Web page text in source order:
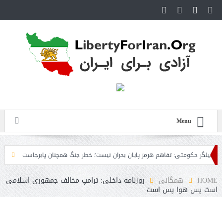
Menu
حکومتی: تفاهم هرمز پایان بحران نیست؛ خطر جنگ همچنان پابرجاست ایران؛
HOME همگانی روزنامه داخلی: ترامپ مخالف جمهوری اسلامی
است پس هوا پس است